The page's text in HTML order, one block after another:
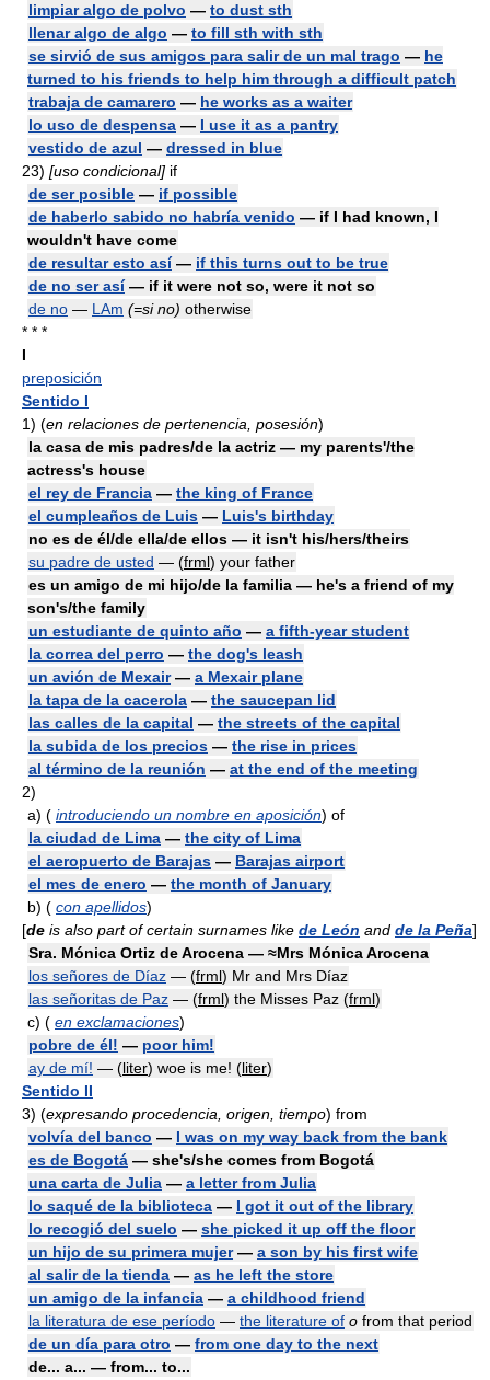
limpiar algo de polvo — to dust sth
llenar algo de algo — to fill sth with sth
se sirvió de sus amigos para salir de un mal trago — he
turned to his friends to help him through a difficult patch
trabaja de camarero — he works as a waiter
lo uso de despensa — I use it as a pantry
vestido de azul — dressed in blue
23) [uso condicional] if
de ser posible — if possible
de haberlo sabido no habría venido — if I had known, I
wouldn't have come
de resultar esto así— if this turns out to be true
de no ser así— if it were not so, were it not so
de no — LAm (=si no) otherwise
* * *
I
preposición
Sentido I
1) (en relaciones de pertenencia, posesión)
la casa de mis padres/de la actriz — my parents'/the
actress's house
el rey de Francia — the king of France
el cumpleaños de Luis — Luis's birthday
no es de él/de ella/de ellos — it isn't his/hers/theirs
su padre de usted — (frml) your father
es un amigo de mi hijo/de la familia — he's a friend of my
son's/the family
un estudiante de quinto año — a fifth-year student
la correa del perro — the dog's leash
un avión de Mexair— a Mexair plane
la tapa de la cacerola — the saucepan lid
las calles de la capital — the streets of the capital
la subida de los precios — the rise in prices
al término de la reunión — at the end of the meeting
2)
a) ( introduciendo un nombre en aposición) of
la ciudad de Lima — the city of Lima
el aeropuerto de Barajas — Barajas airport
el mes de enero — the month of January
b) ( con apellidos)
[de is also part of certain surnames like de León and de la Peña]
Sra. Mónica Ortiz de Arocena — ≈Mrs Mónica Arocena
los señores de Díaz — (frml) Mr and Mrs Díaz
las señoritas de Paz — (frml) the Misses Paz (frml)
c) ( en exclamaciones)
pobre de él! — poor him!
ay de mí! — (liter) woe is me! (liter)
Sentido II
3) (expresando procedencia, origen, tiempo) from
volvía del banco — I was on my way back from the bank
es de Bogotá — she's/she comes from Bogotá
una carta de Julia — a letter from Julia
lo saqué de la biblioteca — I got it out of the library
lo recogió del suelo — she picked it up off the floor
un hijo de su primera mujer— a son by his first wife
al salir de la tienda — as he left the store
un amigo de la infancia — a childhood friend
la literatura de ese período — the literature of o from that period
de un día para otro — from one day to the next
de... a... — from... to...